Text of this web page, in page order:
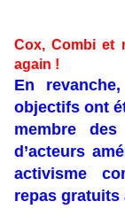
Cox, Combi et
again !
En
objectifs ont
membre
d’acteurs
activisme
repas gratuits